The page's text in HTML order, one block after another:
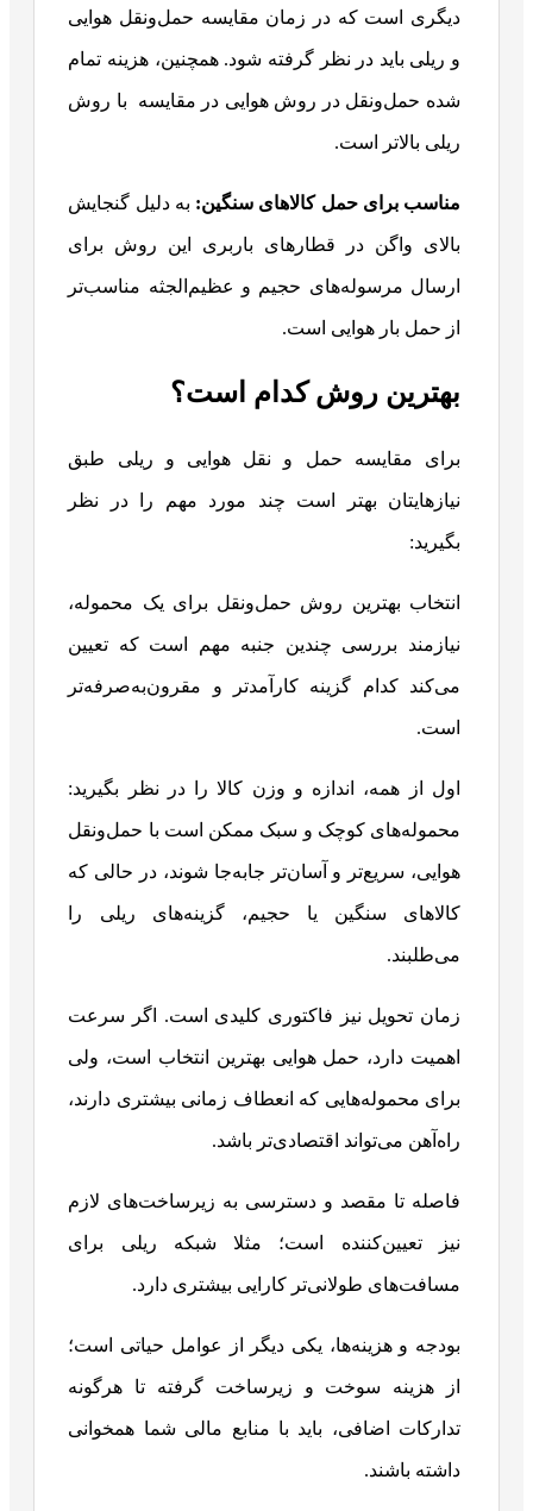
دیگری است که در زمان مقایسه حمل‌ونقل هوایی
و ریلی باید در نظر گرفته شود. همچنین، هزینه تمام
شده حمل‌ونقل در روش هوایی در مقایسه با روش
ریلی بالاتر است.
مناسب برای حمل کالاهای سنگین: به دلیل گنجایش
بالای واگن در قطارهای باربری این روش برای
ارسال مرسوله‌های حجیم و عظیم‌الجثه مناسب‌تر
از حمل بار هوایی است.
بهترین روش کدام است؟
برای مقایسه حمل و نقل هوایی و ریلی طبق
نیازهایتان بهتر است چند مورد مهم را در نظر
بگیرید:
انتخاب بهترین روش حمل‌ونقل برای یک محموله،
نیازمند بررسی چندین جنبه مهم است که تعیین
می‌کند کدام گزینه کارآمدتر و مقرون‌به‌صرفه‌تر
است.
اول از همه، اندازه و وزن کالا را در نظر بگیرید:
محموله‌های کوچک و سبک ممکن است با حمل‌ونقل
هوایی، سریع‌تر و آسان‌تر جابه‌جا شوند، در حالی که
کالاهای سنگین یا حجیم، گزینه‌های ریلی را
می‌طلبند.
زمان تحویل نیز فاکتوری کلیدی است. اگر سرعت
اهمیت دارد، حمل هوایی بهترین انتخاب است، ولی
برای محموله‌هایی که انعطاف زمانی بیشتری دارند،
راه‌آهن می‌تواند اقتصادی‌تر باشد.
فاصله تا مقصد و دسترسی به زیرساخت‌های لازم
نیز تعیین‌کننده است؛ مثلا شبکه ریلی برای
مسافت‌های طولانی‌تر کارایی بیشتری دارد.
بودجه و هزینه‌ها، یکی دیگر از عوامل حیاتی است؛
از هزینه سوخت و زیرساخت گرفته تا هرگونه
تدارکات اضافی، باید با منابع مالی شما همخوانی
داشته باشند.